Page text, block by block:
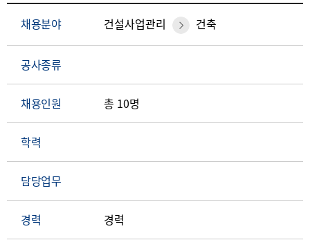
채용분야 건설사업관리 건축
공사종류
채용인원 총 10명
학력
담당업무
경력 경력